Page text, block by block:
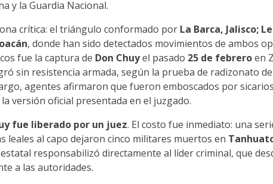
y la Guardia Nacional.
crítica: el triángulo conformado por La Barca, Jalisco;
, donde han sido detectados movimientos de ambos
fue la captura de Don Chuyel pasado 25 de febreroen
sin resistencia armada, según la prueba de radizonato
agentes afirmaron que fueron emboscados por
versión oficial presentada en el juzgado.
fue liberado por un juez. El costo fue inmediato: una
leales al capo dejaron cinco militares muertos en
responsabilizó directamente al líder criminal, que
a las autoridades.